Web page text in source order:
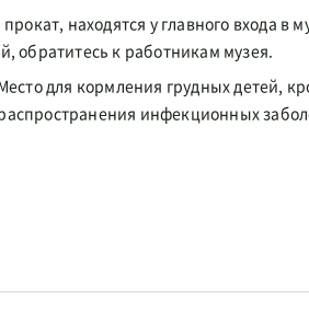
находятся у главного входа в
обратитесь к работникам музея.
для кормления грудных детей,
инфекционных